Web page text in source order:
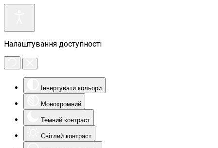
Налаштування доступності
Інвертувати кольори
Монохромний
Темний контраст
Світлий контраст